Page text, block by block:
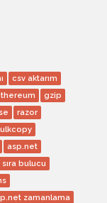
csv aktarım
gzip
razor
asp.net
bulucu
zamanlama